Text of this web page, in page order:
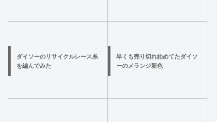
ダイソーのリサイクルレース糸
を編んでみた
早くも売り切れ始めてたダイソ
ーのメランジ新色